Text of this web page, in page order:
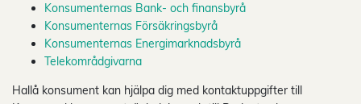
Konsumenternas Bank- och finansbyrå
Konsumenternas Försäkringsbyrå
Konsumenternas Energimarknadsbyrå
Telekområdgivarna
Hallå konsument kan hjälpa dig med kontaktuppgifter till